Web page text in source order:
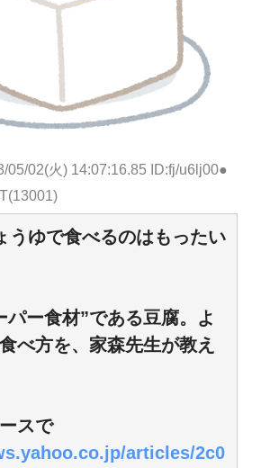
05/02(火) 14:07:16.85 ID:fj/u6lj00●
うゆで食べるのはもったい
パー食材”である豆腐。よ
べ方を、家森先生が教え
スで
articles/2c0